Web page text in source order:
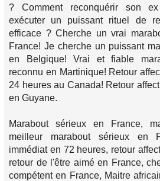
? Comment reconquérir son
exécuter un puissant rituel de
efficace ? Cherche un vrai
France! Je cherche un puissant
en Belgique! Vrai et fiable
reconnu en Martinique! Retour
24 heures au Canada! Retour
en Guyane.
Marabout sérieux en France,
meilleur marabout sérieux en
immédiat en 72 heures, retour
retour de l'être aimé en France,
compétent en France, Maitre